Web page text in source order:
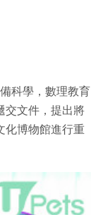
科學，數理教育
交文件，提出將
化博物館進行重